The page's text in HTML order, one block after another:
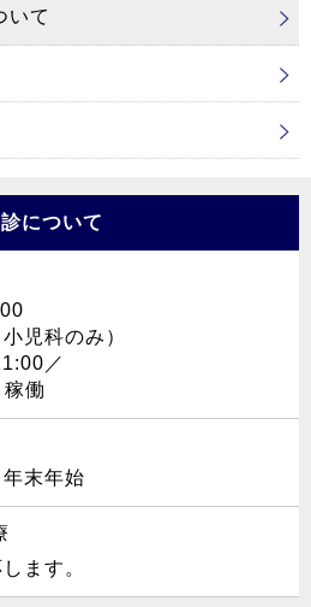
いて
について
児科のみ）
／
働
末年始
ます。